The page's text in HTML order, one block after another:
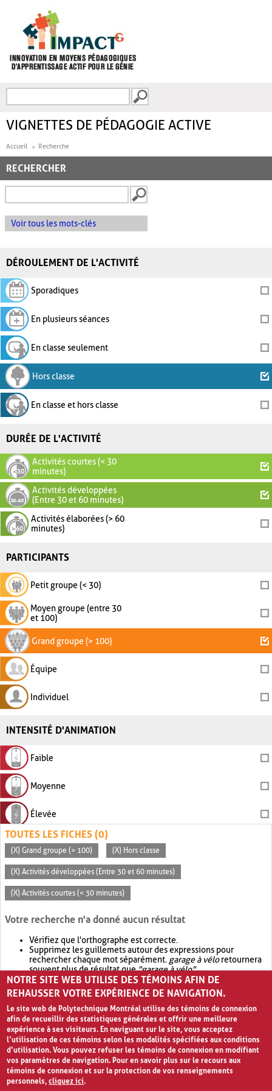
FORMULAIRE DE
VIGNETTES DE PÉDAGOGIE ACTIVE
Accueil Recherche
RECHERCHER
Voir tous les mots-clés
DÉROULEMENT DE L'ACTIVITÉ
Sporadiques
En plusieurs séances
En classe seulement
Hors classe
En classe et hors classe
DURÉE DE L'ACTIVITÉ
Activités courtes (< 30
minutes)
Activités développées
(Entre 30 et 60 minutes)
Activités élaborées (> 60
minutes)
PARTICIPANTS
Petit groupe (< 30)
Moyen groupe (entre 30
et 100)
Grand groupe (> 100)
Équipe
Individuel
INTENSITÉ D'ANIMATION
Faible
Moyenne
Élevée
TOUTES LES FICHES (0)
(X) Grand groupe (> 100) (X) Hors classe
(X) Activités développées (Entre 30 et 60 minutes)
(X) Activités courtes (< 30 minutes)
Votre recherche n'a donné aucun résultat
Vérifiez que l'orthographe est correcte.
Supprimez les guillemets autour des expressions pour
rechercher chaque mot séparément. garage à véloretournera
souvent plus de résultat que"garage à vélo".
Envisagez d'élargir votre recherche avec OR.garage OR vélo
retournera souvent plus de résultat quegarage à vélo
NOTRE SITE WEB UTILISE DES TÉMOINS AFIN DE
REHAUSSER VOTRE EXPÉRIENCE DE NAVIGATION.
Le site web de Polytechnique Montréal utilise des témoins de connexion
afin de recueillir des statistiques générales et offrir une meilleure
expérience à ses visiteurs. En naviguant sur le site, vous acceptez
l’utilisation de ces témoins selon les modalités spécifiées aux conditions
d’utilisation. Vous pouvez refuser les témoins de connexion en modifiant
vos paramètres de navigation. Pour en savoir plus sur le recours aux
témoins de connexion et sur la protection de vos renseignements
personnels,cliquez ici.